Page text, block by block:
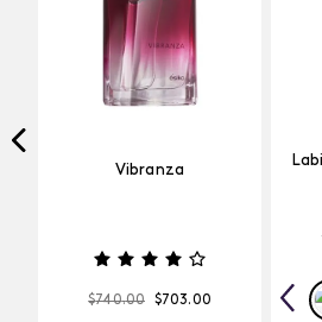
Vibranza
$740.00 $703.00